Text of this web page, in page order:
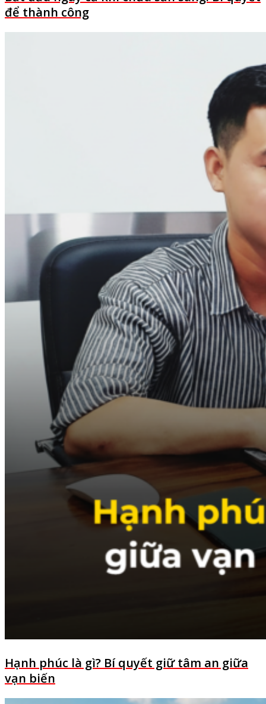
để thành công
Hạnh phúc là gì? Bí quyết giữ tâm an giữa
vạn biến